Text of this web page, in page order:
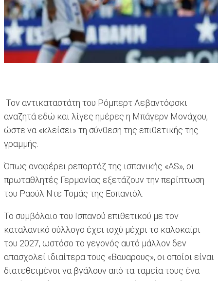
Τον αντικαταστάτη του Ρόμπερτ Λεβαντόφσκι
αναζητά εδώ και λίγες ημέρες η Μπάγερν Μονάχου,
ώστε να «κλείσει» τη σύνθεση της επιθετικής της
γραμμής.
Όπως αναφέρει ρεπορτάζ της ισπανικής «AS», οι
πρωταθλητές Γερμανίας εξετάζουν την περίπτωση
του Ραούλ Ντε Τομάς της Εσπανιόλ.
Το συμβόλαιο του Ισπανού επιθετικού με τον
καταλανικό σύλλογο έχει ισχύ μέχρι το καλοκαίρι
του 2027, ωστόσο το γεγονός αυτό μάλλον δεν
απασχολεί ιδιαίτερα τους «Βαυαρους», οι οποίοι είναι
διατεθειμένοι να βγάλουν από τα ταμεία τους ένα